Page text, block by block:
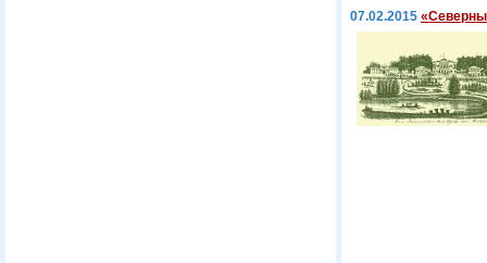
07.02.2015